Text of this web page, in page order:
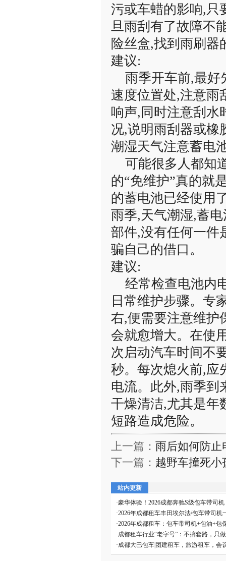
污或车蜡的影响,只
旦雨刮有了故障不
险丝盒,找到雨刷器
建议:
雨季开车前,最好
速度位置处,注意雨
响声,同时注意刮水
况,说明雨刮器或橡
潮湿天气注意蓄电
可能很多人都知
的“免维护”真的就
的蓄电池已经使用
雨季,天气潮湿,蓄
部件,没有任何一件
骗自己的借口。
建议:
经常检查电池内
日常维护步骤。专
右,便需要注意维护
会就愈增大。在使
次启动汽车时间不
秒。每次熄火前,应
电流。此外,雨季到
干燥清洁,尤其是年
短路造成危险。
上一篇： 雨后如何防止
下一篇： 越野车撞死小
站内更新
·豪华体验！2026成都奔驰S级包车带司
·2026年成都租车丰田埃尔法/包车带司机
·2026年成都租车：包车带司机+包油+包
·成都租车行业“老字号”：不搞套路，只
·成都大巴包车|团建租车，旅游租车，会